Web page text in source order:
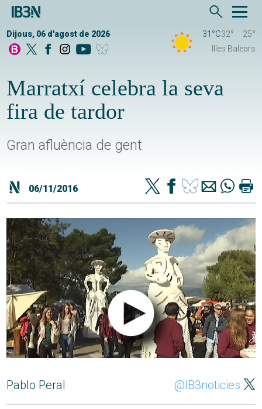
Dijous, 06 d'agost de 2026 31°C32°
25°
Illes Balears
Marratxí celebra la seva
fira de tardor
Gran afluència de gent
06/11/2016
Pablo Peral @IB3noticies